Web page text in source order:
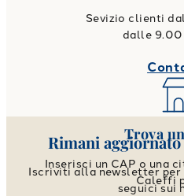
Sevizio clienti
dalle
Trova
Inserisci un CAP o una
Caleffi
Rimani
Iscriviti alla newsletter
seguici sui